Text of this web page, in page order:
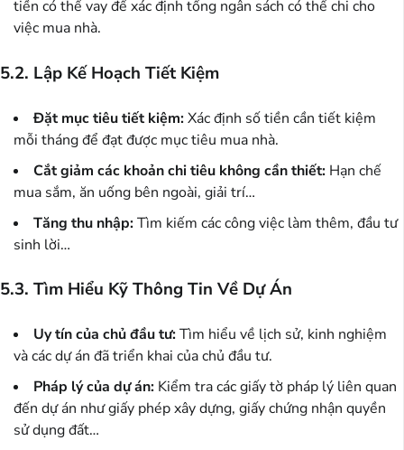
tiền có thể vay để xác định tổng ngân sách có thể chi cho
việc mua nhà.
5.2. Lập Kế Hoạch Tiết Kiệm
Đặt mục tiêu tiết kiệm:Xác định số tiền cần tiết kiệm
mỗi tháng để đạt được mục tiêu mua nhà.
Cắt giảm các khoản chi tiêu không cần thiết: Hạn chế
mua sắm, ăn uống bên ngoài, giải trí…
Tăng thu nhập:Tìm kiếm các công việc làm thêm, đầu tư
sinh lời…
5.3. Tìm Hiểu Kỹ Thông Tin Về Dự Án
Uy tín của chủ đầu tư:Tìm hiểu về lịch sử, kinh nghiệm
và các dự án đã triển khai của chủ đầu tư.
Pháp lý của dự án: Kiểm tra các giấy tờ pháp lý liên quan
đến dự án như giấy phép xây dựng, giấy chứng nhận quyền
sử dụng đất…